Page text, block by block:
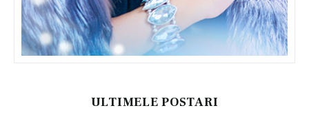
ULTIMELE POSTARI